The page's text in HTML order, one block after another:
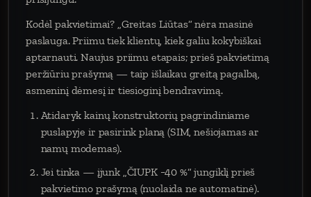
Kodėl pakvietimai? „Greitas Liūtas“ nėra masinė
paslauga. Priimu tiek klientų, kiek galiu kokybiškai
aptarnauti. Naujus priimu etapais; prieš pakvietimą
peržiūriu prašymą — taip išlaikau greitą pagalbą,
asmeninį dėmesį ir tiesioginį bendravimą.
Atidaryk kainų konstruktorių pagrindiniame
puslapyje ir pasirink planą (SIM, nešiojamas ar
namų modemas).
Jei tinka — įjunk „ČIUPK −40 %“ jungiklį prieš
pakvietimo prašymą (nuolaida ne automatinė).